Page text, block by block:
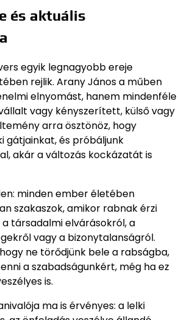
és aktuális
egyik legnagyobb ereje
rejlik. Arany János a műben
elnyomást, hanem mindenféle
vagy kényszerített, külső vagy
arra ösztönöz, hogy
gátjainkat, és próbáljunk
akár a változás kockázatát is
minden ember életében
szakaszok, amikor rabnak érzi
társadalmi elvárásokról, a
vagy a bizonytalanságról.
ne törődjünk bele a rabságba,
a szabadságunkért, még ha ez
is.
ma is érvényes: a lelki